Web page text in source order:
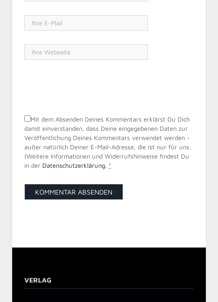
Mit dem Absenden Deines Kommentars erklärst Du Dich
damit einverstanden, dass Deine eingegebenen Daten zur
Veröffentlichung Deines Kommentars verwendet werden -
außer natürlich Deiner E-Mail-Adresse, die ist nur für uns.
(Weitere Informationen und Widerrufshinweise findest Du
in der Datenschutzerklärung. *
VERLAG